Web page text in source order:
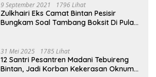
9 September 2021 1796 Lihat
Zulkhairi Eks Camat Bintan Pesisir
Bungkam Soal Tambang Boksit Di Pulau
31 Mei 2025 1785 Lihat
12 Santri Pesantren Madani Tebuireng
Bintan, Jadi Korban Kekerasan Oknum